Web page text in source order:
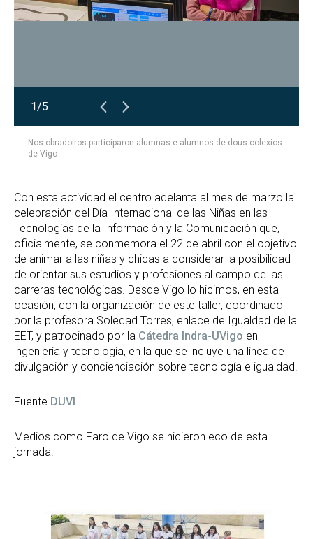
Nos obradoiros participaron alumnas e alumnos de dous colexios
de Vigo
1/5
Con esta actividad el centro adelanta al mes de marzo la
celebración del Día Internacional de las Niñas en las
Tecnologías de la Información y la Comunicación que,
oficialmente, se conmemora el 22 de abril con el objetivo
de animar a las niñas y chicas a considerar la posibilidad
de orientar sus estudios y profesiones al campo de las
carreras tecnológicas. Desde Vigo lo hicimos, en esta
ocasión, con la organización de este taller, coordinado
por la profesora Soledad Torres, enlace de Igualdad de la
EET, y patrocinado por la Cátedra Indra-UVigo en
ingeniería y tecnología, en la que se incluye una línea de
divulgación y concienciación sobre tecnología e igualdad.
Fuente DUVI .
Medios como Faro de Vigo se hicieron eco de esta
jornada.